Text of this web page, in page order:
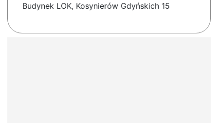
Budynek LOK, Kosynierów Gdyńskich 15